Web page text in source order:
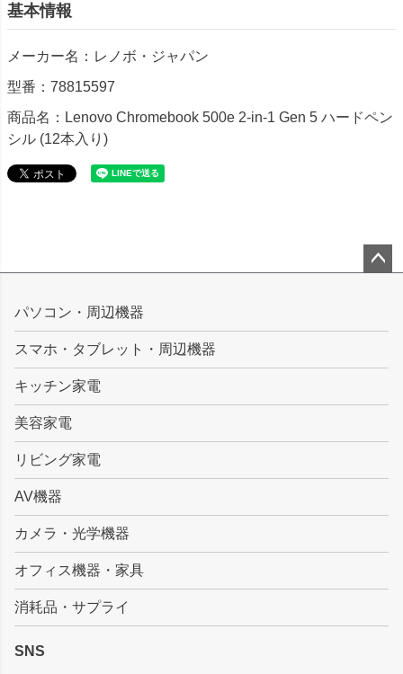
基本情報
メーカー名：レノボ・ジャパン
型番：78815597
商品名：Lenovo Chromebook 500e 2-in-1 Gen 5 ハードペン
シル (12本入り)
ップ
パソコン・周辺機器
スマホ・タブレット・周辺機器
キッチン家電
美容家電
リビング家電
AV機器
カメラ・光学機器
オフィス機器・家具
消耗品・サプライ
SNS